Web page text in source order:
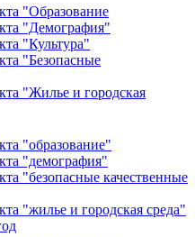
"Образование
"Демография"
"Культура"
"Безопасные
"Жилье и городская
"образование"
"демография"
"безопасные качественные
"жилье и городская среда"